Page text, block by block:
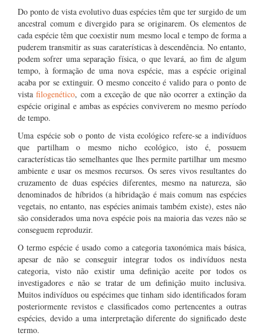
Do ponto de vista evolutivo duas espécies têm que ter surgido de um
ancestral comum e divergido para se originarem. Os elementos de
cada espécie têm que coexistir num mesmo local e tempo de forma a
puderem transmitir as suas caraterísticas à descendência. No entanto,
podem sofrer uma separação física, o que levará, ao fim de algum
tempo, à formação de uma nova espécie, mas a espécie original
acaba por se extinguir. O mesmo conceito é valido para o ponto de
vistafilogenético, com a exceção de que não ocorrer a extinção da
espécie original e ambas as espécies conviverem no mesmo período
de tempo.
Uma espécie sob o ponto de vista ecológico refere-se a indivíduos
que partilham o mesmo nicho ecológico, isto é, possuem
características tão semelhantes que lhes permite partilhar um mesmo
ambiente e usar os mesmos recursos. Os seres vivos resultantes do
cruzamento de duas espécies diferentes, mesmo na natureza, são
denominados de híbridos (a hibridação é mais comum nas espécies
vegetais, no entanto, nas espécies animais também existe), estes não
são considerados uma nova espécie pois na maioria das vezes não se
conseguem reproduzir.
O termo espécie é usado como a categoria taxonómica mais básica,
apesar de não se conseguir integrar todos os indivíduos nesta
categoria, visto não existir uma definição aceite por todos os
investigadores e não se tratar de um definição muito inclusiva.
Muitos indivíduos ou espécimes que tinham sido identificados foram
posteriormente revistos e classificados como pertencentes a outras
espécies, devido a uma interpretação diferente do significado deste
termo.